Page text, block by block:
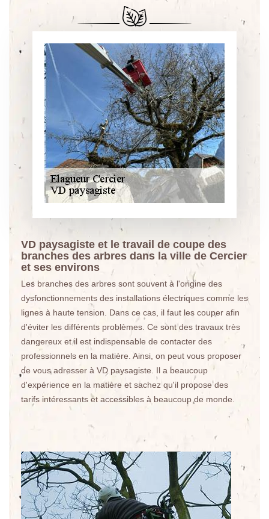
VD paysagiste et le travail de coupe des
branches des arbres dans la ville de Cercier
et ses environs
Les branches des arbres sont souvent à l'origine des
dysfonctionnements des installations électriques comme les
lignes à haute tension. Dans ce cas, il faut les couper afin
d'éviter les différents problèmes. Ce sont des travaux très
dangereux et il est indispensable de contacter des
professionnels en la matière. Ainsi, on peut vous proposer
de vous adresser à VD paysagiste. Il a beaucoup
d'expérience en la matière et sachez qu'il propose des
tarifs intéressants et accessibles à beaucoup de monde.